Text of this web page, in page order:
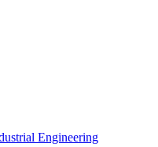
Engineering